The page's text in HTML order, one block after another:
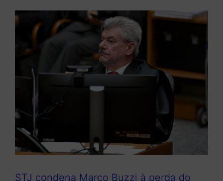
q
u
a
STJ condena Marco Buzzi à perda do